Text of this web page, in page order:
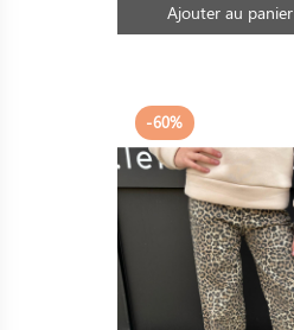
Ajouter au panier
-60%